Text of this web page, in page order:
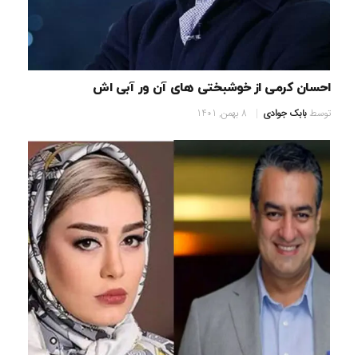
احسان کرمی از خوشبختی های آن ور آبی اش
توسطبابک جوادی 8 بهمن, 1401